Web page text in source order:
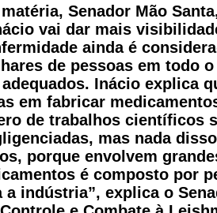
Senador Mão
vai dar mais
ainda é
de pessoas em todo
Inácio explica
em fabricar
de trabalhos científicos
mas nada
porque envolvem
é composto por
a indústria”, explica o